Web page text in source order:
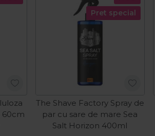
Pret special
The Shave Factory Spray de
par cu sare de mare Sea
Salt Horizon 400ml